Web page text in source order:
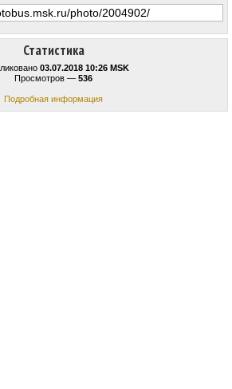
Статистика
03.07.2018 10:26 MSK
Просмотров — 536
Подробная информация